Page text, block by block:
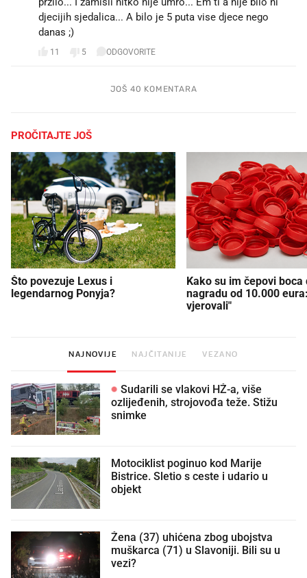
djecijih sjedalica... A bilo je 5 puta vise djece nego
danas ;)
11 5 ODGOVORITE
JOŠ 40 KOMENTARA
PROČITAJTE JOŠ
Što povezuje Lexus i
legendarnog Ponyja?
Kako su im čepovi boca
nagradu od 10.000
vjerovali"
NAJNOVIJE NAJČITANIJE VEZANO
Sudarili se vlakovi HŽ-a, više
ozlijeđenih, strojovođa teže. Stižu
snimke
Motociklist poginuo kod Marije
Bistrice. Sletio s ceste i udario u
objekt
Žena (37) uhićena zbog ubojstva
muškarca (71) u Slavoniji. Bili su u
vezi?